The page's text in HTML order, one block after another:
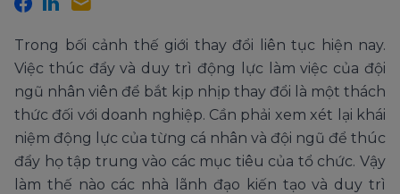
Trong bối cảnh thế giới thay đổi liên tục hiện nay.
Việc thúc đẩy và duy trì động lực làm việc của đội
ngũ nhân viên để bắt kịp nhịp thay đổi là một thách
thức đối với doanh nghiệp. Cần phải xem xét lại khái
niệm động lực của từng cá nhân và đội ngũ để thúc
đẩy họ tập trung vào các mục tiêu của tổ chức. Vậy
làm thế nào các nhà lãnh đạo kiến tạo và duy trì